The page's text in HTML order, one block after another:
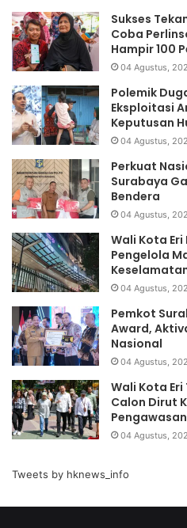
Sukses
Coba
Hampir 100
04 Agustus,
Polemik
Eksploitasi
Keputusan
04 Agustus,
Perkuat
Surabaya
Bendera
04 Agustus,
Wali Kota
Pengelola
04 Agustus,
Pemkot
Award,
Nasional
04 Agustus,
Wali Kota
Calon Dirut
Pengawasan
04 Agustus,
Tweets by hknews_info